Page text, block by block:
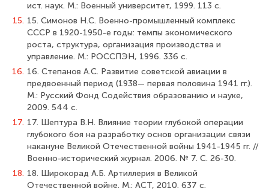
ист. наук. М.: Военный университет, 1999. 113 с.
15. 15. Симонов Н.С. Военно-промышленный комплекс
СССР в 1920-1950-е годы: темпы экономического
роста, структура, организация производства и
управление. М.: РОССПЭН, 1996. 336 с.
16. 16. Степанов А.С. Развитие советской авиации в
предвоенный период (1938— первая половина 1941 гг.).
М.: Русский Фонд Содействия образованию и науке,
2009. 544 с.
17. 17. Шептура В.Н. Влияние теории глубокой операции
глубокого боя на разработ­ку основ организации связи
накануне Великой Отечественной войны 1941-1945 гг. //
Военно-исторический журнал. 2006. № 7. С. 26-30.
18. 18. Широкорад А.Б. Артиллерия в Великой
Отечественной войне. М.: ACT, 2010. 637 с.